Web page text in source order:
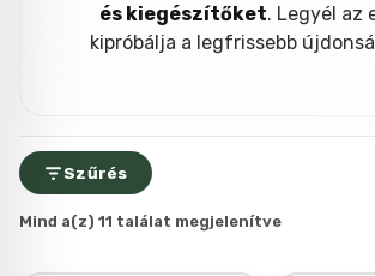
és kiegészítőket. Legyél az
kipróbálja a legfrissebb
Szűrés
Mind a(z) 11 találat megjelenítve